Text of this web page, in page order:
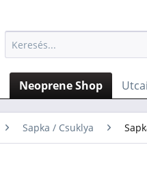
Neoprene Shop
Sapka / Csuklya